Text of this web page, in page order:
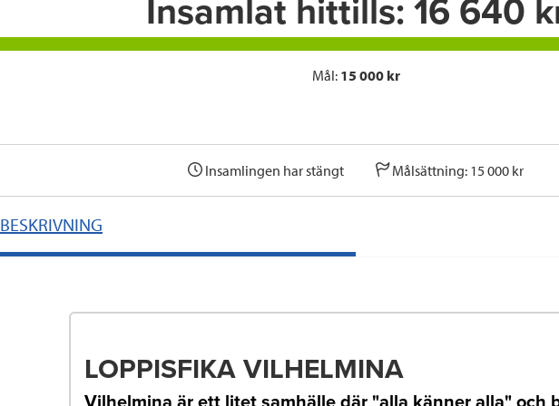
Insamlat hittills: 16 640
Mål: 15 000 kr
Insamlingen har stängt Målsättning: 15 000 kr
BESKRIVNING
LOPPISFIKA VILHELMINA